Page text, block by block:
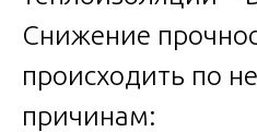
Снижение
происходить по
причинам: